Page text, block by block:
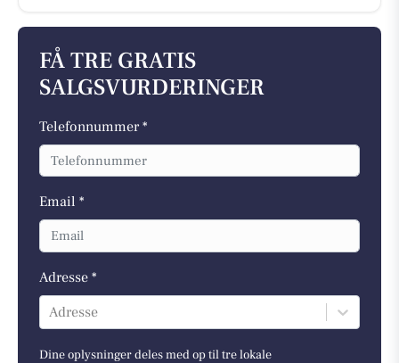
FÅ TRE GRATIS
SALGSVURDERINGER
Telefonnummer *
Email *
Adresse *
Adresse
Dine oplysninger deles med op til tre lokale